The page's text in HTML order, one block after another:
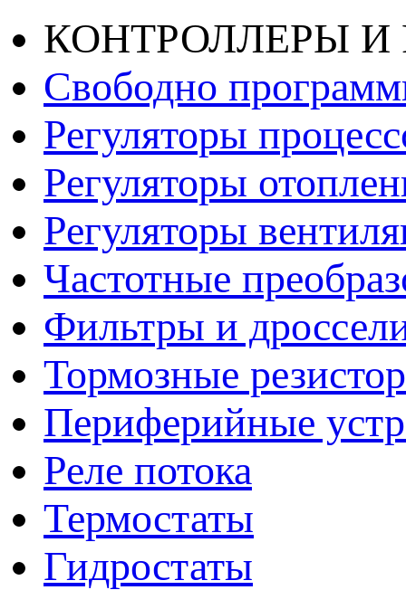
КОНТРОЛЛЕРЫ И
Свободно
Регуляторы
Регуляторы
Регуляторы
Частотные
Фильтры и
Тормозные
Периферийные
Реле потока
Термостаты
Гидростаты